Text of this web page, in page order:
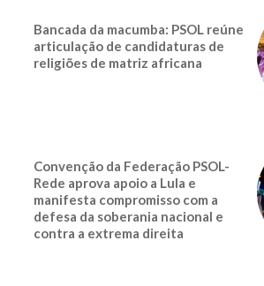
Bancada da macumba: PSOL reúne
articulação de candidaturas de
religiões de matriz africana
Convenção da Federação PSOL-
Rede aprova apoio a Lula e
manifesta compromisso com a
defesa da soberania nacional e
contra a extrema direita